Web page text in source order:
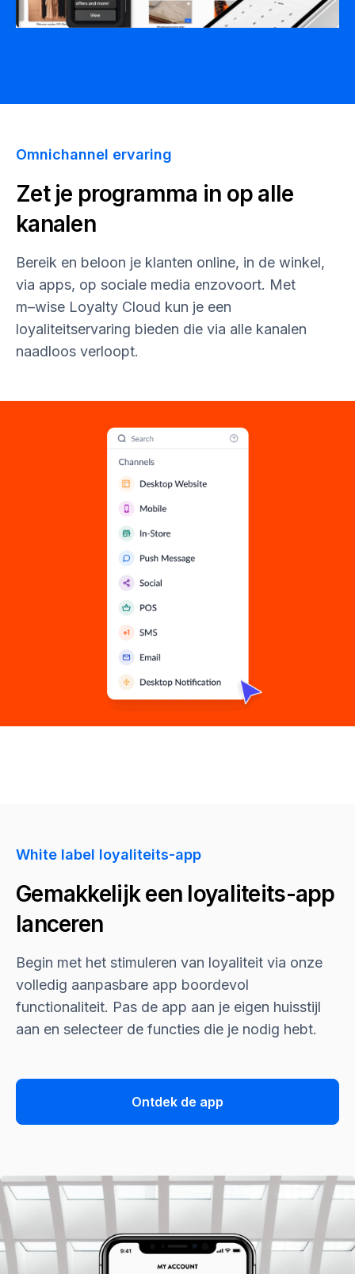
Omnichannel ervaring
Zet je programma in op alle
kanalen
Bereik en beloon je klanten online, in de winkel,
via apps, op sociale media enzovoort. Met
m–wise Loyalty Cloud kun je een
loyaliteitservaring bieden die via alle kanalen
naadloos verloopt.
White label loyaliteits-app
Gemakkelijk een loyaliteits-app
lanceren
Begin met het stimuleren van loyaliteit via onze
volledig aanpasbare app boordevol
functionaliteit. Pas de app aan je eigen huisstijl
aan en selecteer de functies die je nodig hebt.
Ontdek de app